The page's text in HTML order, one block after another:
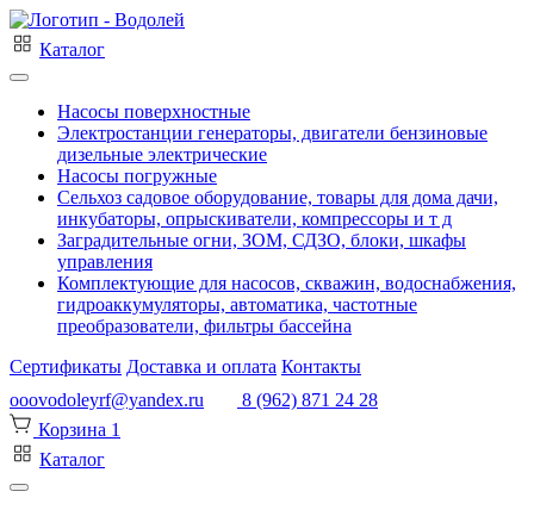
Каталог
Насосы поверхностные
Электростанции генераторы, двигатели бензиновые
дизельные электрические
Насосы погружные
Сельхоз садовое оборудование, товары для дома дачи,
инкубаторы, опрыскиватели, компрессоры и т д
Заградительные огни, ЗОМ, СДЗО, блоки, шкафы
управления
Комплектующие для насосов, скважин, водоснабжения,
гидроаккумуляторы, автоматика, частотные
преобразователи, фильтры бассейна
Сертификаты Доставка и оплата Контакты
ooovodoleyrf@yandex.ru
8 (962) 871 24 28
Корзина 1
Каталог